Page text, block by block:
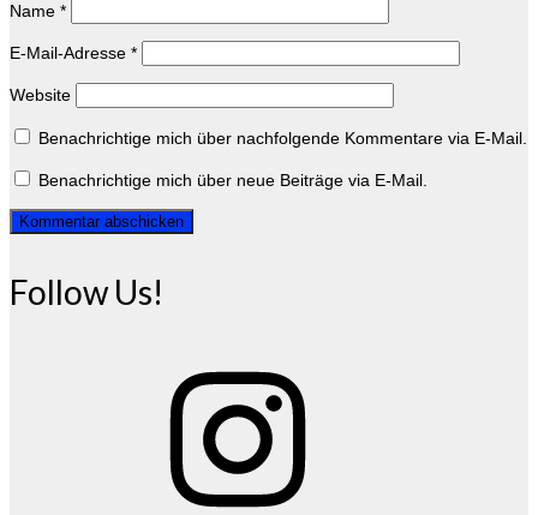
Name *
E-Mail-Adresse *
Website
Benachrichtige mich über nachfolgende Kommentare via E-Mail.
Benachrichtige mich über neue Beiträge via E-Mail.
Follow Us!